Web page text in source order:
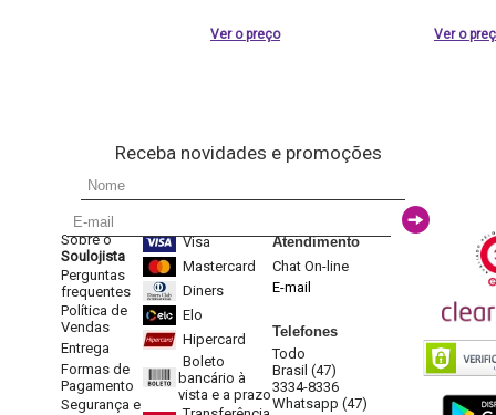
Ver o preço Ver o
Receba novidades e promoções
Sobre o
Soulojista
Perguntas
frequentes
Política de
Vendas
Entrega
Formas de
Pagamento
Segurança e
Visa
Mastercard
Diners
Elo
Hipercard
Boleto
bancário à
vista e a prazo
Atendimento
Chat On-line
E-mail
Telefones
Todo
Brasil (47)
3334-8336
Whatsapp (47)